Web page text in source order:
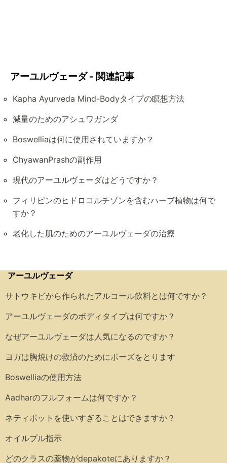
アーユルヴェーダ - 関連記事
Kapha Ayurveda Mind-Bodyタイプの瞑想方法
減量のためのアシュワガンダ
Boswelliaは何に使用されていますか？
ChyawanPrashの副作用
現代のアーユルヴェーダはどうですか？
フィリピンのヒドロコルチゾンを含むハーブ植物は何で
すか？
老化した肌のためのアーユルヴェーダの治療
アーユルヴェーダ
サトウキビから作られたアルコール飲料とは何ですか？
アーユルヴェーダのボディタイプは何ですか？
なぜアーユルヴェーダは人気になるのですか？
ヨガは胸焼けの救済のためにポーズをとります
Boswelliaの使用方法
Aadharのフルフォームは何ですか？
ネティポットを使いすぎることはできますか？
オイルプル指示
どのクラスの薬物がdepakoteにありますか？